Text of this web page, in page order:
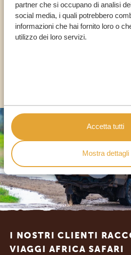
partner che si occupano di analisi
social media, i quali potrebbero
informazioni che hai fornito loro o
utilizzo dei loro servizi.
Accetta tutti
Mostra dettagli
I NOSTRI SPECIALISTI
Footer
I NOSTRI CLIENTI
VIAGGI AFRICA SAFARI